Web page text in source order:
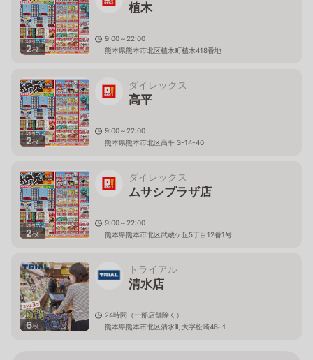
2枚
植木
9:00～22:00
熊本県熊本市北区植木町植木418番地
2枚
ダイレックス
高平
9:00～22:00
熊本県熊本市北区高平 3-14-40
2枚
ダイレックス
ムサシプラザ店
9:00～22:00
熊本県熊本市北区武蔵ケ丘5丁目12番1号
6枚
トライアル
清水店
24時間（一部店舗除く）
熊本県熊本市北区清水町大字松崎46‐１